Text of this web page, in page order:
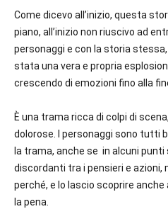
Come dicevo all’inizio, questa
piano, all’inizio non riuscivo ad
personaggi e con la storia
stata una vera e propria
crescendo di emozioni fino alla
È una trama ricca di colpi di
dolorose. I personaggi sono tutti
la trama, anche se in alcuni
discordanti tra i pensieri e azioni,
perché, e lo lascio scoprire anche
la pena.